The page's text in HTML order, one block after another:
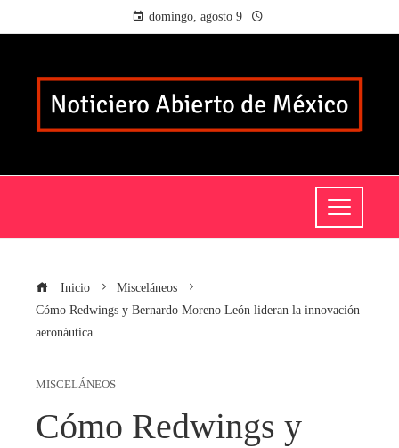
domingo, agosto 9
Inicio
Misceláneos
Cómo Redwings y Bernardo Moreno León lideran la innovación
aeronáutica
MISCELÁNEOS
Cómo Redwings y